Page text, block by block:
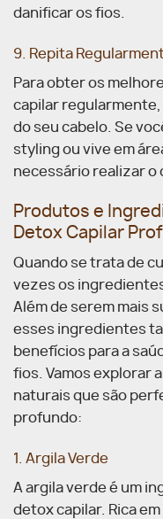
danificar os fios.
9. Repita
Para obter os
capilar regularmente,
do seu cabelo. Se
styling ou vive em
necessário realizar o
Produtos e
Detox Capilar
Quando se trata de
vezes os
Além de serem mais
esses ingredientes
benefícios para a
fios. Vamos explorar
naturais que são
profundo:
1. Argila Verde
A argila verde é um
detox capilar. Rica